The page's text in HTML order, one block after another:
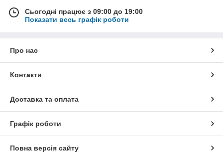
Сьогодні працює з 09:00 до 19:00
Показати весь графік роботи
Про нас
Контакти
Доставка та оплата
Графік роботи
Повна версія сайту